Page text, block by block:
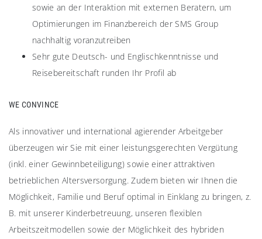
sowie an der Interaktion mit externen Beratern, um
Optimierungen im Finanzbereich der SMS Group
nachhaltig voranzutreiben
Sehr gute Deutsch- und Englischkenntnisse und
Reisebereitschaft runden Ihr Profil ab
WE CONVINCE
Als innovativer und international agierender Arbeitgeber
überzeugen wir Sie mit einer leistungsgerechten Vergütung
(inkl. einer Gewinnbeteiligung) sowie einer attraktiven
betrieblichen Altersversorgung. Zudem bieten wir Ihnen die
Möglichkeit, Familie und Beruf optimal in Einklang zu bringen, z.
B. mit unserer Kinderbetreuung, unseren flexiblen
Arbeitszeitmodellen sowie der Möglichkeit des hybriden